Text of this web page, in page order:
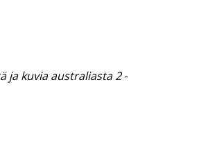
ja kuvia australiasta 2-